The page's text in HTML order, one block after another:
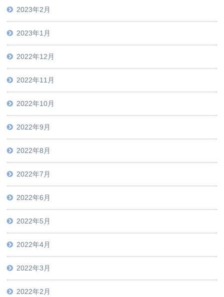
2023年2月
2023年1月
2022年12月
2022年11月
2022年10月
2022年9月
2022年8月
2022年7月
2022年6月
2022年5月
2022年4月
2022年3月
2022年2月